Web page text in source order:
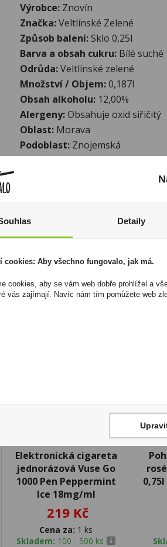
Výrobce: Znovín
Značka:Veltlínské Zelené
Způsob balení:Sklo 0,25l
Barva a obsah cukru: Bílé suché
Odrůda:Veltlínské zelené
Množství / Objem:0,187l
Obsah alkoholu: 12,00%
Alergeny:Obsahuje oxid siřičitý
Oblast: Morava
Podoblast: Znojemská
Gastro doporučení:
Vynikající pro svou plnou,
květ ibišku.
I přesto, že jsou informace o
odpovědnost za jakékoliv nesprávné
zákona. Tyto informace jsou
kopírovány bez předchozího
Elektronická cigareta
jednorázová Vuse Go
1000 Pen Peppermint
Ice 18mg/ml
219 Kč
Cena za: 1 ks
Skladem: 100 - 500 ks
Detaily
cookies: Aby všechno fungovalo, jak má.
cookies, aby se vám web dobře prohlížel a
vás zajímají. Navíc nám tím pomůžete web